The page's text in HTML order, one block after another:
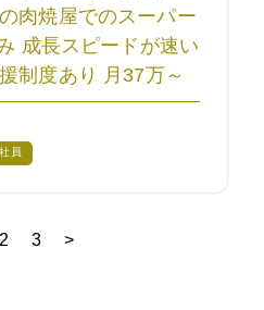
肉焼屋でのスーパー
成長スピードが速い
制度あり 月37万～
員
2 3 >